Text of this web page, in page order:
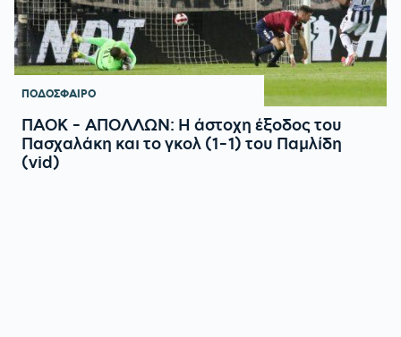
ΠΟΔΟΣΦΑΙΡΟ
ΠΑΟΚ - ΑΠΟΛΛΩΝ: Η άστοχη έξοδος του
Πασχαλάκη και το γκολ (1-1) του Παμλίδη
(vid)